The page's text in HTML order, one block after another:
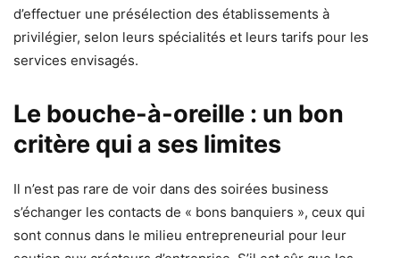
d’effectuer une présélection des établissements à
privilégier, selon leurs spécialités et leurs tarifs pour les
services envisagés.
Le bouche-à-oreille : un bon
critère qui a ses limites
Il n’est pas rare de voir dans des soirées business
s’échanger les contacts de « bons banquiers », ceux qui
sont connus dans le milieu entrepreneurial pour leur